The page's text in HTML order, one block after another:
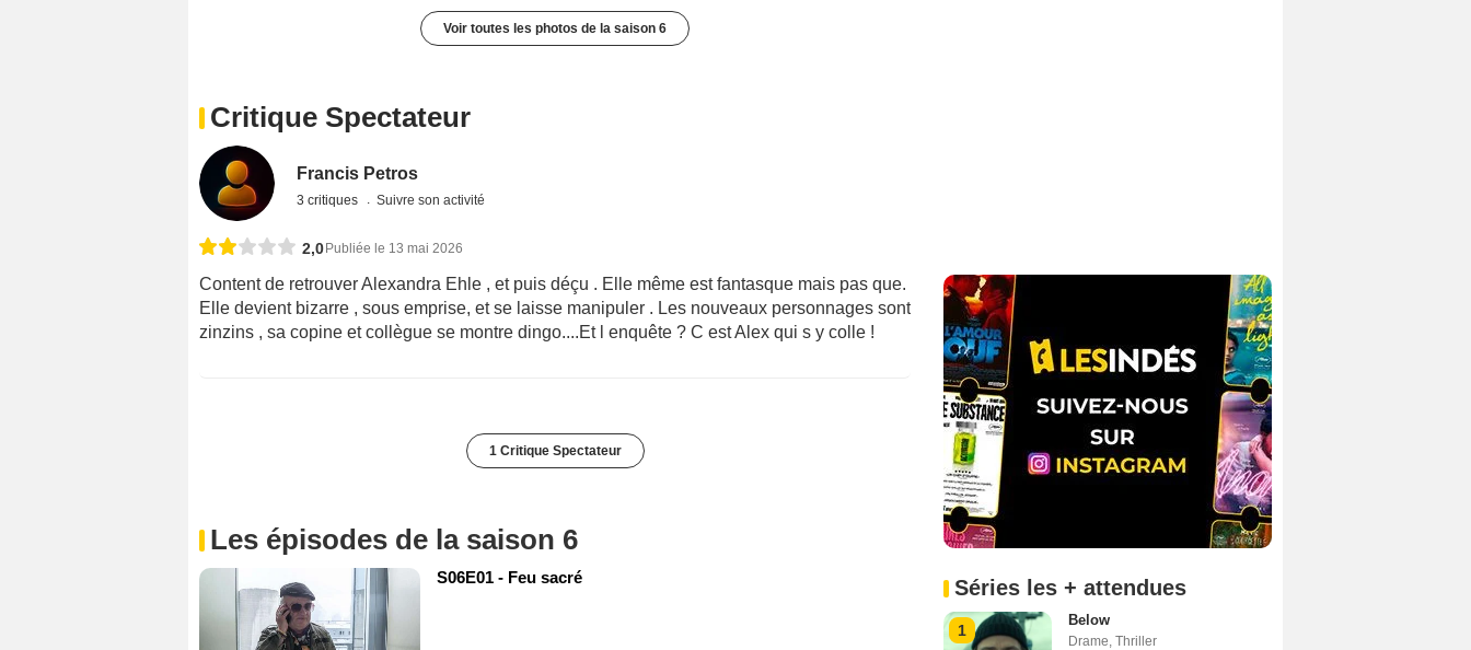
Voir toutes les photos de la saison 6
Critique Spectateur
Francis Petros
3 critiques Suivre son activité
2,0 Publiée le 13 mai 2026
Content de retrouver Alexandra Ehle , et puis déçu . Elle même est fantasque mais pas que.
Elle devient bizarre , sous emprise, et se laisse manipuler . Les nouveaux personnages sont
zinzins , sa copine et collègue se montre dingo....Et l enquête ? C est Alex qui s y colle !
1 Critique Spectateur
Les épisodes de la saison 6
S06E01 - Feu sacré Séries les + attendues
1
Below
Drame Thriller